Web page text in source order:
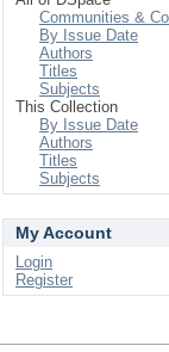
Communities &
By Issue Date
Authors
Titles
Subjects
This Collection
By Issue Date
Authors
Titles
Subjects
My Account
Login
Register